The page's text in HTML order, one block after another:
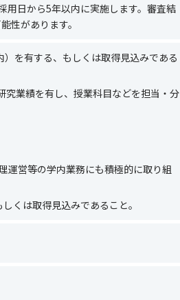
用日から5年以内に実施します。審査結
性があります。
）を有する、もしくは取得見込みである
業績を有し、授業科目などを担当・分
運営等の学内業務にも積極的に取り組
くは取得見込みであること。